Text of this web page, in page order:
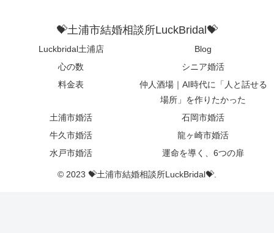
💝土浦市結婚相談所LuckBridal💝
Luckbridal土浦店
Blog
心の数
シニア婚活
料金表
仲人酒場｜AI時代に「人と話せる
場所」を作りたかった
土浦市婚活
石岡市婚活
牛久市婚活
龍ヶ崎市婚活
水戸市婚活
運命を導く、6つの扉
© 2023 💝土浦市結婚相談所LuckBridal💝.